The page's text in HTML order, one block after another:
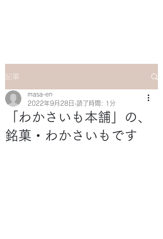
記事
「わかさいも本舗」の、
銘菓・わかさいもです
masa-en
2022年9月28日 読了時間: 1分